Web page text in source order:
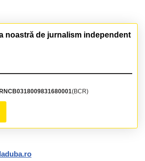
noastră de jurnalism independent
(BCR)